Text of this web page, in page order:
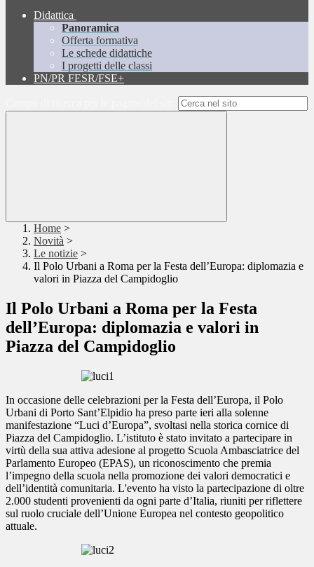
Didattica
Panoramica
Offerta formativa
Le schede didattiche
I progetti delle classi
PN/PR FESR/FSE+
Home >
Novità >
Le notizie >
Il Polo Urbani a Roma per la Festa dell’Europa: diplomazia e
valori in Piazza del Campidoglio
Il Polo Urbani a Roma per la Festa
dell’Europa: diplomazia e valori in
Piazza del Campidoglio
In occasione delle celebrazioni per la Festa dell’Europa, il Polo
Urbani di Porto Sant’Elpidio ha preso parte ieri alla solenne
manifestazione “Luci d’Europa”, svoltasi nella storica cornice di
Piazza del Campidoglio. L’istituto è stato invitato a partecipare in
virtù della sua attiva adesione al progetto Scuola Ambasciatrice del
Parlamento Europeo (EPAS), un riconoscimento che premia
l’impegno della scuola nella promozione dei valori democratici e
dell’identità comunitaria. L'evento ha visto la partecipazione di oltre
2.000 studenti provenienti da ogni parte d’Italia, riuniti per riflettere
sul ruolo cruciale dell’Unione Europea nel contesto geopolitico
attuale.